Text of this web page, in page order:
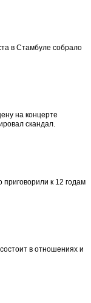
в Стамбуле собрало
на концерте
скандал.
к 12 годам
в отношениях и